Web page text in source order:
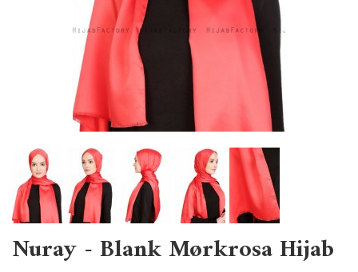
Nuray - Blank Mørkrosa Hijab